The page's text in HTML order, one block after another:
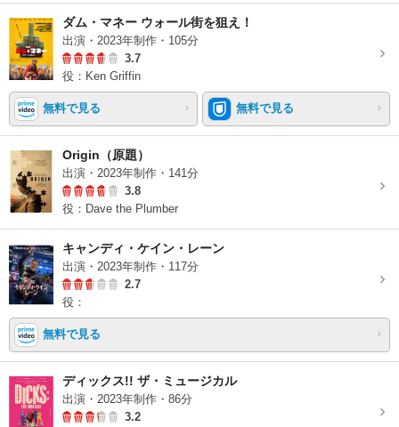
ダム・マネー ウォール街を狙え！
出演・2023年制作・105分
3.7
役：Ken Griffin
無料で見る 無料で見る
Origin（原題）
出演・2023年制作・141分
3.8
役：Dave the Plumber
キャンディ・ケイン・レーン
出演・2023年制作・117分
2.7
役：
無料で見る
ディックス!! ザ・ミュージカル
出演・2023年制作・86分
3.2